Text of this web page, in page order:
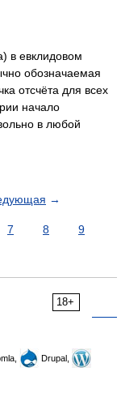
в евклидовом
обозначаемая
отсчёта для всех
начало
в любой
→
7 8
9
18+
Drupal,